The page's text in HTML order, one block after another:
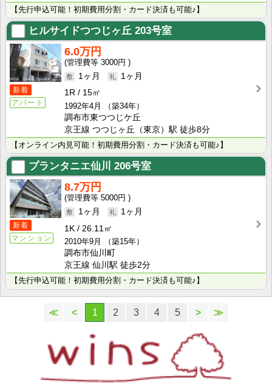
【先行申込可能！初期費用分割・カード決済も可能♪】
ヒルサイドつつじヶ丘 203号室
新着
アパート
6.0万円
3000円
1ヶ月
1ヶ月
1R
15㎡
1992年4月
（築34年）
調布市東つつじケ丘
京王線 つつじヶ丘（東京）駅 徒歩8分
【オンライン内見可能！初期費用分割・カード決済も可能♪】
プランタニエ仙川 206号室
新着
マンション
8.7万円
5000円
1ヶ月
1ヶ月
1K
26.11㎡
2010年9月
（築15年）
調布市仙川町
京王線 仙川駅 徒歩2分
【先行申込可能！初期費用分割・カード決済も可能♪】
≪ < 1 2 3 4 5 > ≫